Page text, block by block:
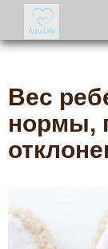
Вес
нормы,